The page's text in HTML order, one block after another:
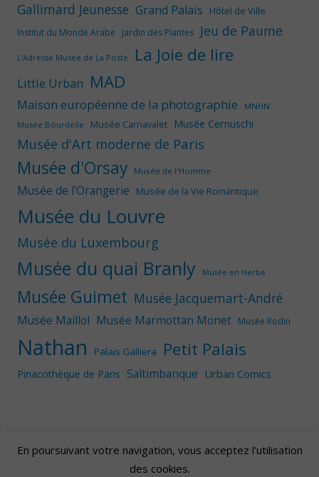
Gallimard Jeunesse Grand Palais Hôtel de Ville
Institut du Monde Arabe Jardin des Plantes Jeu de Paume
L'Adresse Musée de La Poste La Joie de lire
Little Urban MAD
Maison européenne de la photographie
MNHN
Musée Bourdelle
Musée Carnavalet Musée Cernuschi
Musée d'Art moderne de Paris
Musée d'Orsay Musée de l'Homme
Musée de l'Orangerie Musée de la Vie Romantique
Musée du Louvre
Musée du Luxembourg
Musée du quai Branly Musée en Herbe
Musée Guimet Musée Jacquemart-André
Musée Maillol Musée Marmottan Monet Musée Rodin
Nathan Palais Galliera Petit Palais
Pinacothèque de Paris Saltimbanque Urban Comics
| Fièrement propulsé par
En poursuivant votre navigation, vous acceptez l'utilisation
des cookies.